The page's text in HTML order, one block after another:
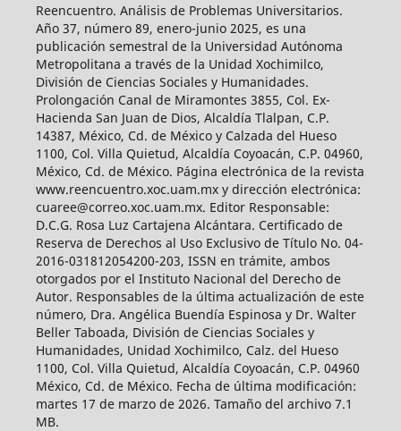
Reencuentro. Análisis de Problemas Universitarios.
Año 37, número 89, enero-junio 2025, es una
publicación semestral de la Universidad Autónoma
Metropolitana a través de la Unidad Xochimilco,
División de Ciencias Sociales y Humanidades.
Prolongación Canal de Miramontes 3855, Col. Ex-
Hacienda San Juan de Dios, Alcaldía Tlalpan, C.P.
14387, México, Cd. de México y Calzada del Hueso
1100, Col. Villa Quietud, Alcaldía Coyoacán, C.P. 04960,
México, Cd. de México. Página electrónica de la revista
www.reencuentro.xoc.uam.mx y dirección electrónica:
cuaree@correo.xoc.uam.mx. Editor Responsable:
D.C.G. Rosa Luz Cartajena Alcántara. Certificado de
Reserva de Derechos al Uso Exclusivo de Título No. 04-
2016-031812054200-203, ISSN en trámite, ambos
otorgados por el Instituto Nacional del Derecho de
Autor. Responsables de la última actualización de este
número, Dra. Angélica Buendía Espinosa y Dr. Walter
Beller Taboada, División de Ciencias Sociales y
Humanidades, Unidad Xochimilco, Calz. del Hueso
1100, Col. Villa Quietud, Alcaldía Coyoacán, C.P. 04960
México, Cd. de México. Fecha de última modificación:
martes 17 de marzo de 2026. Tamaño del archivo 7.1
MB.